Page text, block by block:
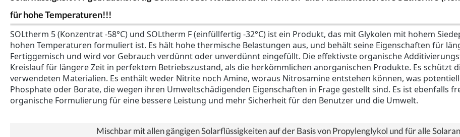
für hohe Temperaturen!!!
SOLtherm 5 (Konzentrat -58°C) und SOLtherm F (einfüllfertig -32°C) ist ein Produkt, das mit Glykolen mit hohem
hohen Temperaturen formuliert ist. Es hält hohe thermische Belastungen aus, und behält seine Eigenschaften für
Fertiggemisch und wird vor Gebrauch verdünnt oder unverdünnt eingefüllt. Die effektivste organische
Kreislauf für längere Zeit in perfektem Betriebszustand, als die herkömmlichen anorganischen Produkte. Es schützt
verwendeten Materialien. Es enthält weder Nitrite noch Amine, woraus Nitrosamine entstehen können, was
Phosphate oder Borate, die wegen ihren Umweltschädigenden Eigenschaften in Frage gestellt sind. Es ist ebenfalls
organische Formulierung für eine bessere Leistung und mehr Sicherheit für den Benutzer und die Umwelt.
Mischbar mit allen gängigen Solarflüssigkeiten auf der Basis von Propylenglykol und für alle